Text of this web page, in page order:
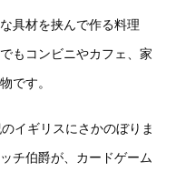
具材を挟んで作る料理
もコンビニやカフェ、家
です。
イギリスにさかのぼりま
チ伯爵が、カードゲーム